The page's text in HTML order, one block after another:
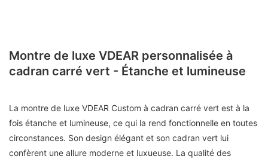
Montre de luxe VDEAR personnalisée à
cadran carré vert - Étanche et lumineuse
La montre de luxe VDEAR Custom à cadran carré vert est à la
fois étanche et lumineuse, ce qui la rend fonctionnelle en toutes
circonstances. Son design élégant et son cadran vert lui
confèrent une allure moderne et luxueuse. La qualité des